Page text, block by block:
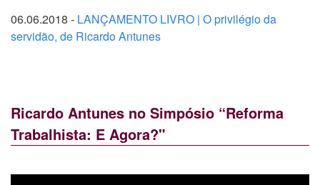
06.06.2018 - LANÇAMENTO LIVRO | O privilégio da
servidão, de Ricardo Antunes
Ricardo Antunes no Simpósio “Reforma
Trabalhista: E Agora?"